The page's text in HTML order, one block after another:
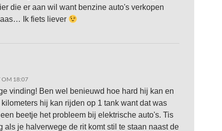
die er aan wil want benzine auto's verkopen
Ik fiets liever
OM 18:07
vinding! Ben wel benieuwd hoe hard hij kan en
hij kan rijden op 1 tank want dat was
beetje het probleem bij elektrische auto's. Tis
als je halverwege de rit komt stil te staan naast de